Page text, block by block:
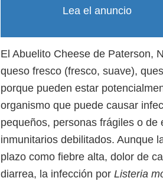
Lea el anuncio
El Abuelito Cheese de Paterson,
queso fresco (fresco, suave),
porque pueden estar
organismo que puede causar
pequeños, personas frágiles o
inmunitarios debilitados. Aunque
plazo como fiebre alta, dolor de
diarrea, la infección por Listeria